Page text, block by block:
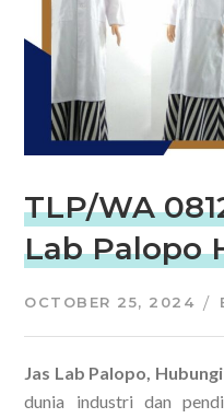
TLP/WA
Lab Palopo
OCTOBER 25, 2024
Jas Lab Palopo,
dunia industri dan